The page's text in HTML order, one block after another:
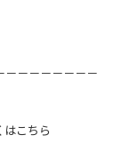
－－－－－－－－
こちら